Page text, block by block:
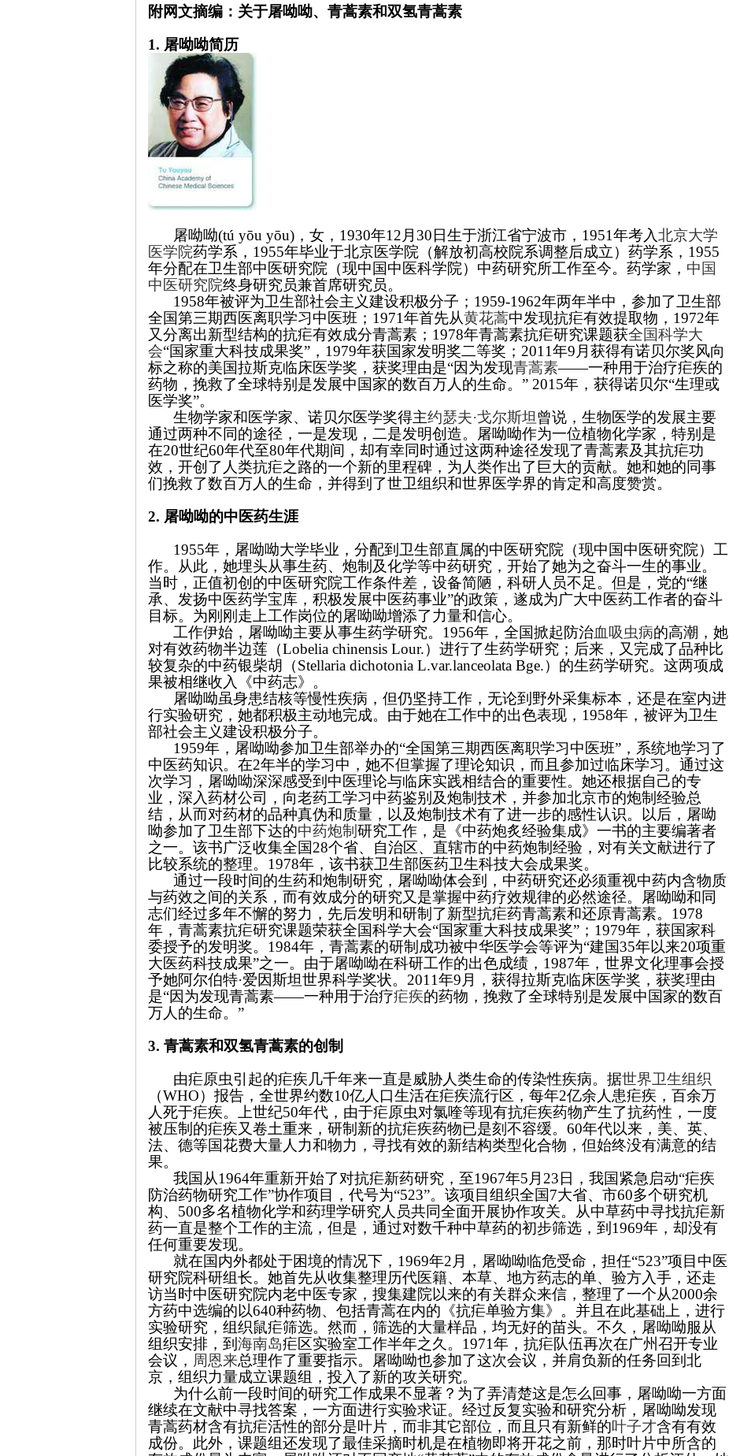
附网文摘编：关于屠呦呦、青蒿素和双氢青蒿素
1. 屠呦呦简历
屠呦呦(tú yōu yōu)，女，1930年12月30日生于浙江省宁波市，1951年考入北京大学
医学院药学系，1955年毕业于北京医学院（解放初高校院系调整后成立）药学系，1955
年分配在卫生部中医研究院（现中国中医科学院）中药研究所工作至今。药学家， 中国
中医研究院终身研究员兼首席研究员。
1958年被评为卫生部社会主义建设积极分子；1959-1962年两年半中，参加了卫生部
全国第三期西医离职学习中医班；1971年首先从黄花蒿中发现抗疟有效提取物，1972年
又分离出新型结构的抗疟有效成分青蒿素；1978年青蒿素抗疟研究课题获全国科学大
会“国家重大科技成果奖”，1979年获国家发明奖二等奖；2011年9月获得有诺贝尔奖风向
标之称的美国拉斯克临床医学奖，获奖理由是“因为发现青蒿素——一种用于治疗疟疾的
药物，挽救了全球特别是发展中国家的数百万人的生命。” 2015年，获得诺贝尔“生理或
医学奖”。
生物学家和医学家、诺贝尔医学奖得主约瑟夫·戈尔斯坦曾说，生物医学的发展主要
通过两种不同的途径，一是发现，二是发明创造。屠呦呦作为一位植物化学家，特别是
在20世纪60年代至80年代期间，却有幸同时通过这两种途径发现了青蒿素及其抗疟功
效，开创了人类抗疟之路的一个新的里程碑，为人类作出了巨大的贡献。她和她的同事
们挽救了数百万人的生命，并得到了世卫组织和世界医学界的肯定和高度赞赏。
2. 屠呦呦的中医药生涯
1955年，屠呦呦大学毕业，分配到卫生部直属的中医研究院（现中国中医研究院）工
作。从此，她埋头从事生药、炮制及化学等中药研究，开始了她为之奋斗一生的事业。
当时，正值初创的中医研究院工作条件差，设备简陋，科研人员不足。但是，党的“继
承、发扬中医药学宝库，积极发展中医药事业”的政策，遂成为广大中医药工作者的奋斗
目标。为刚刚走上工作岗位的屠呦呦增添了力量和信心。
工作伊始，屠呦呦主要从事生药学研究。1956年，全国掀起防治血吸虫病的高潮，她
对有效药物半边莲（Lobelia chinensis Lour.）进行了生药学研究；后来，又完成了品种比
较复杂的中药银柴胡（Stellaria dichotonia L.var.lanceolata Bge.）的生药学研究。这两项成
果被相继收入《中药志》。
屠呦呦虽身患结核等慢性疾病，但仍坚持工作，无论到野外采集标本，还是在室内进
行实验研究，她都积极主动地完成。由于她在工作中的出色表现，1958年，被评为卫生
部社会主义建设积极分子。
1959年，屠呦呦参加卫生部举办的“全国第三期西医离职学习中医班”，系统地学习了
中医药知识。在2年半的学习中，她不但掌握了理论知识，而且参加过临床学习。通过这
次学习，屠呦呦深深感受到中医理论与临床实践相结合的重要性。她还根据自己的专
业，深入药材公司，向老药工学习中药鉴别及炮制技术，并参加北京市的炮制经验总
结，从而对药材的品种真伪和质量，以及炮制技术有了进一步的感性认识。以后，屠呦
呦参加了卫生部下达的中药炮制 研究工作，是《中药炮炙经验集成》一书的主要编著者
之一。该书广泛收集全国28个省、自治区、直辖市的中药炮制经验，对有关文献进行了
比较系统的整理。1978年，该书获卫生部医药卫生科技大会成果奖。
通过一段时间的生药和炮制研究，屠呦呦体会到，中药研究还必须重视中药内含物质
与药效之间的关系，而有效成分的研究又是掌握中药疗效规律的必然途径。屠呦呦和同
志们经过多年不懈的努力，先后发明和研制了新型抗疟药青蒿素和还原青蒿素。1978
年，青蒿素抗疟研究课题荣获全国科学大会“国家重大科技成果奖”；1979年，获国家科
委授予的发明奖。1984年，青蒿素的研制成功被中华医学会等评为“建国35年以来20项重
大医药科技成果”之一。由于屠呦呦在科研工作的出色成绩，1987年，世界文化理事会授
予她阿尔伯特·爱因斯坦世界科学奖状。2011年9月，获得拉斯克临床医学奖，获奖理由
是“因为发现青蒿素——一种用于治疗疟疾的药物，挽救了全球特别是发展中国家的数百
万人的生命。”
3. 青蒿素和双氢青蒿素的创制
由疟原虫引起的疟疾几千年来一直是威胁人类生命的传染性疾病。据世界卫生组织
（WHO）报告，全世界约数10亿人口生活在疟疾流行区，每年2亿余人患疟疾，百余万
人死于疟疾。上世纪50年代，由于疟原虫对氯喹等现有抗疟疾药物产生了抗药性，一度
被压制的疟疾又卷土重来，研制新的抗疟疾药物已是刻不容缓。60年代以来，美、英、
法、德等国花费大量人力和物力，寻找有效的新结构类型化合物，但始终没有满意的结
果。
我国从1964年重新开始了对抗疟新药研究，至1967年5月23日，我国紧急启动“疟疾
防治药物研究工作”协作项目，代号为“523”。 该项目 组织全国7大省、市60多个研究机
构、500多名植物化学和药理学研究人员共同全面开展协作攻关。从中草药中寻找抗疟新
药一直是整个工作的主流，但是，通过对数千种中草药的初步筛选，到1969年，却没有
任何重要发现。
就在国内外都处于困境的情况下，1969年2月，屠呦呦临危受命，担任“523”项目中医
研究院科研组长。她首先从收集整理历代医籍、本草、地方药志的单、验方入手，还走
访当时中医研究院内老中医专家，搜集建院以来的有关群众来信，整理了一个从2000余
方药中选编的以640种药物、包括青蒿在内的《抗疟单验方集》。并且在此基础上，进行
实验研究，组织鼠疟筛选。然而，筛选的大量样品，均无好的苗头。不久，屠呦呦服从
组织安排，到 海南岛疟区实验室工作半年之久。1971年，抗疟队伍再次在广州召开专业
会议， 周恩来总理作了重要指示。屠呦呦也参加了这次会议，并肩负新的任务回到北
京，组织力量成立课题组，投入了新的攻关研究。
为什么前一段时间的研究工作成果不显著？为了弄清楚这是怎么回事，屠呦呦一方面
继续在文献中寻找答案，一方面进行实验求证。经过反复实验和研究分析，屠呦呦发现
青蒿药材含有抗疟活性的部分是叶片，而非其它部位，而且只有新鲜的叶子才含有有效
成份。此外，课题组还发现了最佳采摘时机是在植物即将开花之前，那时叶片中所含的